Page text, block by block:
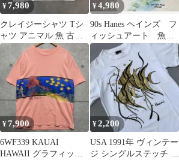
¥7,980
クレイジーシャツ Tシ
ャツ アニマル 魚 古着
90s USA製 XL 白
¥4,980
90s Hanes ヘインズ フ
ィッシュアート 魚
Tシャツ ハワイ US
古着
¥7,900
6WF339 KAUAI
HAWAII グラフィックT
¥2,200
USA 1991年 ヴィンテー
ジ シングルステッチ T